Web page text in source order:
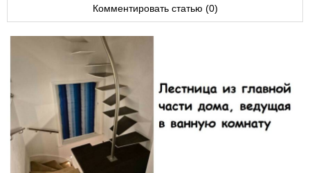
Комментировать статью (0)